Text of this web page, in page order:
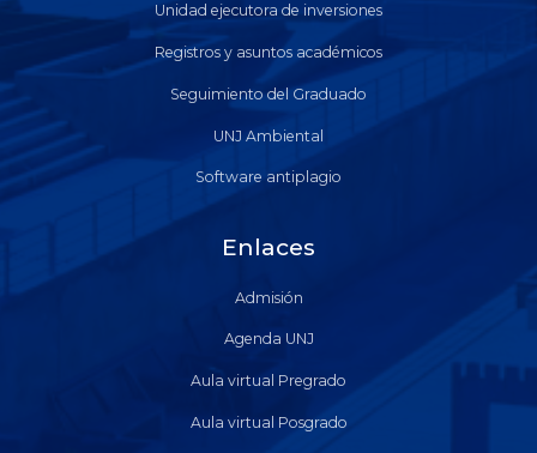
Unidad ejecutora de inversiones
Registros y asuntos académicos
Seguimiento del Graduado
UNJ Ambiental
Software antiplagio
Enlaces
Admisión
Agenda UNJ
Aula virtual Pregrado
Aula virtual Posgrado